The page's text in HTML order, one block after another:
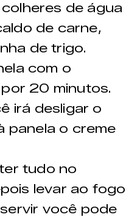
de água
de carne,
de trigo.
com o
20 minutos.
irá desligar o
panela o creme
tudo no
levar ao fogo
você pode